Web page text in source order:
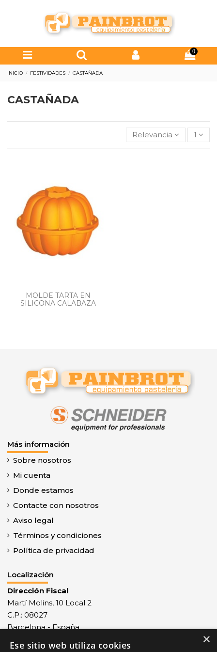
0
INICIO FESTIVIDADES CASTAÑADA
CASTAÑADA
Relevancia 1
MOLDE TARTA EN
SILICONA CALABAZA
Más información
Sobre nosotros
Mi cuenta
Donde estamos
Contacte con nosotros
Aviso legal
Términos y condiciones
Política de privacidad
Localización
Dirección Fiscal
Martí Molins, 10 Local 2
C.P.: 08027
Barcelona - España
Recepción mercancías
×
Ese sitio web utiliza cookies